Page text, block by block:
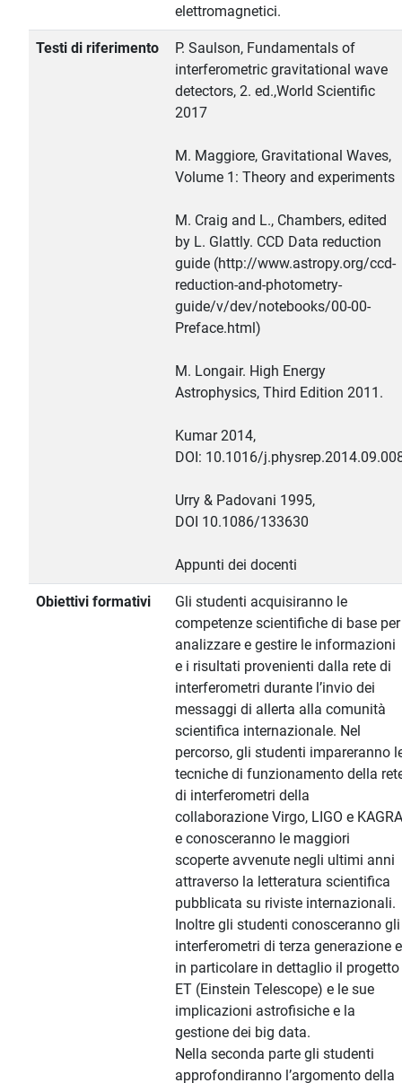
elettromagnetici.
Testi di riferimento
P. Saulson, Fundamentals of
interferometric gravitational wave
detectors, 2. ed.,World Scientific
2017
M. Maggiore, Gravitational Waves,
Volume 1: Theory and experiments
M. Craig and L., Chambers, edited
by L. Glattly. CCD Data reduction
guide (http://www.astropy.org/ccd-
reduction-and-photometry-
guide/v/dev/notebooks/00-00-
Preface.html)
M. Longair. High Energy
Astrophysics, Third Edition 2011.
Kumar 2014,
DOI: 10.1016/
Urry & Padovani 1995,
DOI 10.1086/133630
Appunti dei docenti
Obiettivi formativi
Gli studenti acquisiranno le
competenze scientifiche di base per
analizzare e gestire le informazioni
e i risultati provenienti dalla rete di
interferometri durante l’invio dei
messaggi di allerta alla comunità
scientifica internazionale. Nel
percorso, gli studenti impareranno
tecniche di funzionamento della
di interferometri della
collaborazione Virgo, LIGO e KAGRA
e conosceranno le maggiori
scoperte avvenute negli ultimi anni
attraverso la letteratura scientifica
pubblicata su riviste internazionali.
Inoltre gli studenti conosceranno gli
interferometri di terza generazione e
in particolare in dettaglio il progetto
ET (Einstein Telescope) e le sue
implicazioni astrofisiche e la
gestione dei big data.
Nella seconda parte gli studenti
approfondiranno l’argomento della